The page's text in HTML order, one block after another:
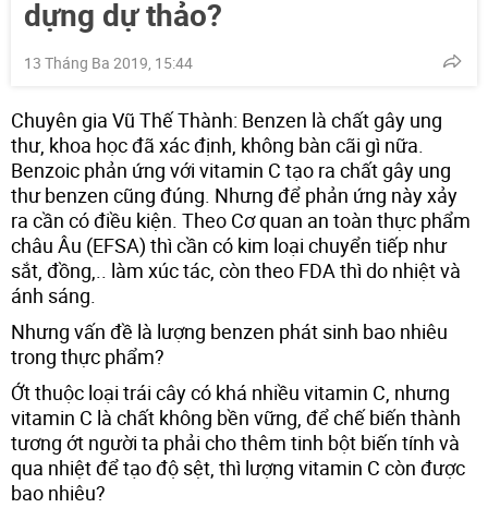
dựng dự thảo?
13 Tháng Ba 2019, 15:44
Chuyên gia Vũ Thế Thành: Benzen là chất gây ung
thư, khoa học đã xác định, không bàn cãi gì nữa.
Benzoic phản ứng với vitamin C tạo ra chất gây ung
thư benzen cũng đúng. Nhưng để phản ứng này xảy
ra cần có điều kiện. Theo Cơ quan an toàn thực phẩm
châu Âu (EFSA) thì cần có kim loại chuyển tiếp như
sắt, đồng,.. làm xúc tác, còn theo FDA thì do nhiệt và
ánh sáng.
Nhưng vấn đề là lượng benzen phát sinh bao nhiêu
trong thực phẩm?
Ớt thuộc loại trái cây có khá nhiều vitamin C, nhưng
vitamin C là chất không bền vững, để chế biến thành
tương ớt người ta phải cho thêm tinh bột biến tính và
qua nhiệt để tạo độ sệt, thì lượng vitamin C còn được
bao nhiêu?